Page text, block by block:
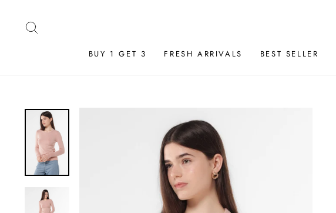
BUY 1 GET 3 FRESH ARRIVALS BEST SELLER